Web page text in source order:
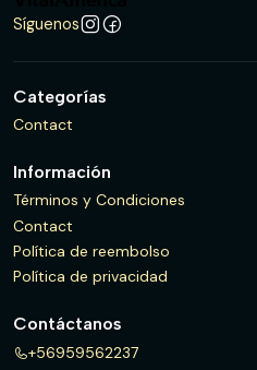
Síguenos
Categorías
Contact
Información
Términos y Condiciones
Contact
Política de reembolso
Política de privacidad
Contáctanos
+56959562237